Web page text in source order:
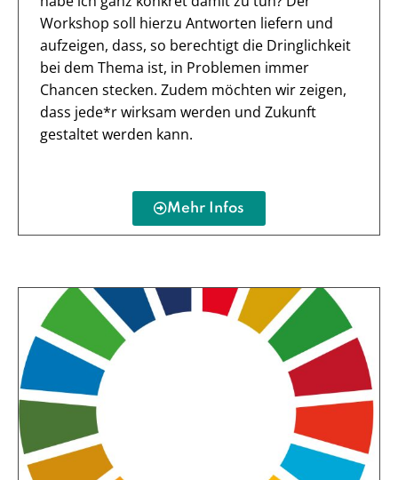
Workshop soll hierzu Antworten liefern und
aufzeigen, dass, so berechtigt die Dringlichkeit
bei dem Thema ist, in Problemen immer
Chancen stecken. Zudem möchten wir zeigen,
dass jede*r wirksam werden und Zukunft
gestaltet werden kann.
Mehr Infos